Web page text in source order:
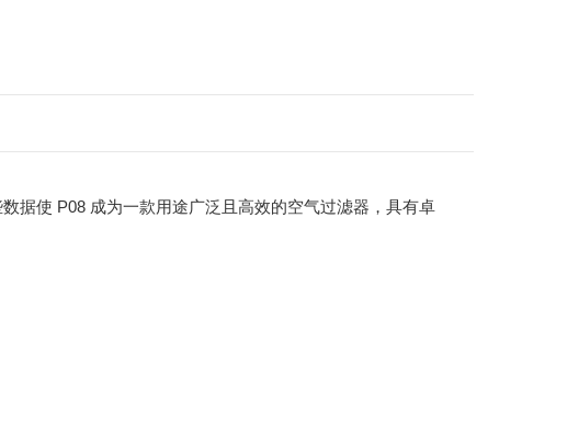
据使 P08 成为一款用途广泛且高效的空气过滤器，具有卓